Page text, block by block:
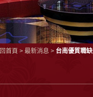
回首頁 > 最新消息 > 台南優質職